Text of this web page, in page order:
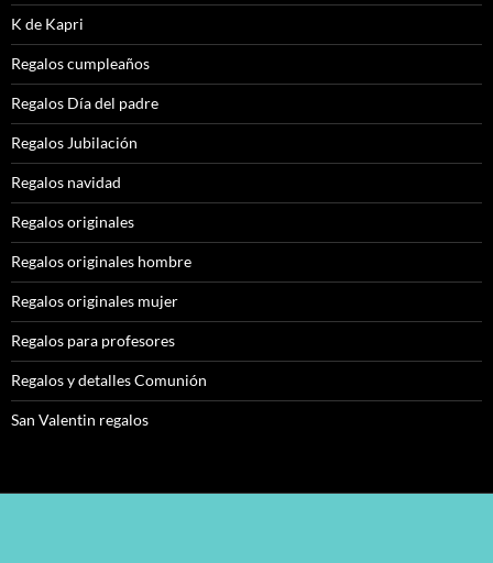
K de Kapri
Regalos cumpleaños
Regalos Día del padre
Regalos Jubilación
Regalos navidad
Regalos originales
Regalos originales hombre
Regalos originales mujer
Regalos para profesores
Regalos y detalles Comunión
San Valentin regalos